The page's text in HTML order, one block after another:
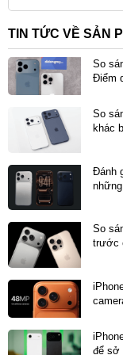
Cụm camera
phá vỡ hoàn
thống. Dải
điểm nhấn thị
bố trí các cảm
phức tạp hơn.
phục vụ chức
TIN TỨC VỀ SẢN
So
Điểm
So
khác
Đánh
So
trước
để sở